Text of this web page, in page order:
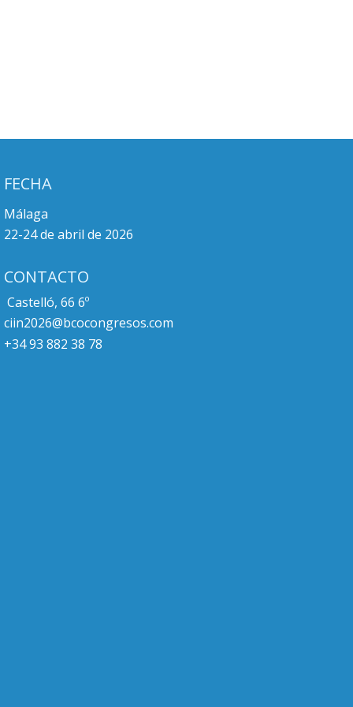
FECHA
Málaga
22-24 de abril de 2026
CONTACTO
Castelló, 66 6º
ciin2026@bcocongresos.com
+34 93 882 38 78